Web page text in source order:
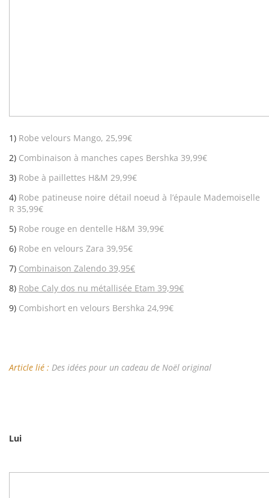
1) Robe velours Mango, 25,99€
2) Combinaison à manches capes Bershka 39,99€
3) Robe à paillettes H&M 29,99€
4) Robe patineuse noire détail noeud à l’épaule Mademoiselle
R 35,99€
5) Robe rouge en dentelle H&M 39,99€
6) Robe en velours Zara 39,95€
7) Combinaison Zalendo 39,95€
8) Robe Caly dos nu métallisée Etam 39,99€
9) Combishort en velours Bershka 24,99€
Article lié : Des idées pour un cadeau de Noël original
Lui